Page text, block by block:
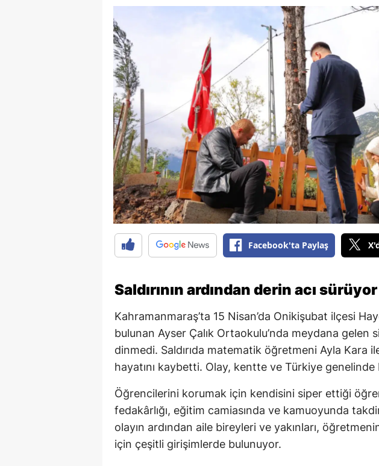
Facebook'ta Paylaş
Saldırının ardından derin acı sürüyor
Kahramanmaraş’ta 15 Nisan’da Onikişubat ilçesi
bulunan Ayser Çalık Ortaokulu’nda meydana gelen
dinmedi. Saldırıda matematik öğretmeni Ayla Kara
hayatını kaybetti. Olay, kentte ve Türkiye
Öğrencilerini korumak için kendisini siper ettiği
fedakârlığı, eğitim camiasında ve kamuoyunda
olayın ardından aile bireyleri ve yakınları,
için çeşitli girişimlerde bulunuyor.